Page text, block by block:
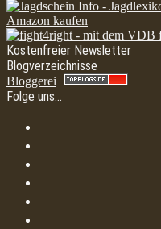
Kostenfreier Newsletter
Blogverzeichnisse
Bloggerei
Folge uns…